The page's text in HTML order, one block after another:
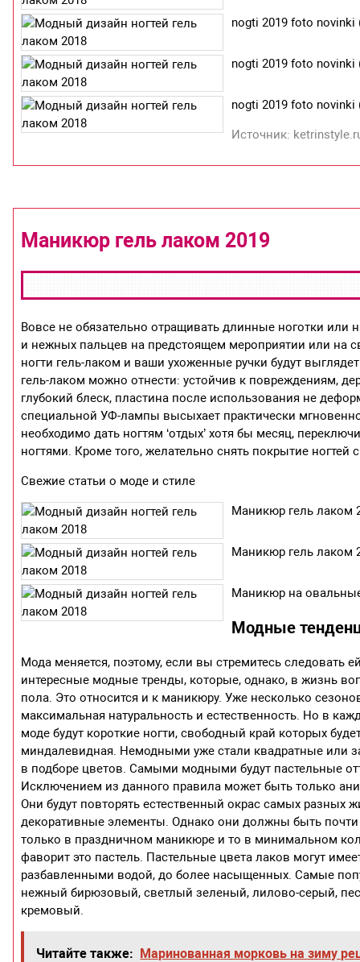
nogti 2019 foto novinki
nogti 2019 foto novinki
nogti 2019 foto novinki
Источник:
Маникюр гель лаком 2019
Вовсе не обязательно отращивать длинные ноготки или
и нежных пальцев на предстоящем мероприятии или
ногти гель-лаком и ваши ухоженные ручки будут
гель-лаком можно отнести: устойчив к повреждениям,
глубокий блеск, пластина после использования не
специальной УФ-лампы высыхает практически
необходимо дать ногтям ‘отдых’ хотя бы месяц,
ногтями. Кроме того, желательно снять покрытие ногтей
Свежие статьи о моде и стиле
Маникюр гель лаком
Маникюр гель лаком
Маникюр на
Модные
Мода меняется, поэтому, если вы стремитесь следовать
интересные модные тренды, которые, однако, в жизнь
пола. Это относится и к маникюру. Уже несколько
максимальная натуральность и естественность. Но в
моде будут короткие ногти, свободный край которых
миндалевидная. Немодными уже стали квадратные или
в подборе цветов. Самыми модными будут пастельные
Исключением из данного правила может быть только
Они будут повторять естественный окрас самых разных
декоративные элементы. Однако они должны быть
только в праздничном маникюре и то в минимальном
фаворит это пастель. Пастельные цвета лаков могут
разбавленными водой, до более насыщенных. Самые
нежный бирюзовый, светлый зеленый, лилово-серый,
кремовый.
Читайте также: Маринованная морковь на зиму